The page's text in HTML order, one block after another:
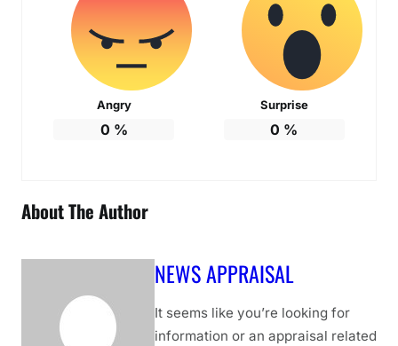
Angry
0 %
Surprise
0 %
About The Author
NEWS APPRAISAL
It seems like you’re looking for
information or an appraisal related